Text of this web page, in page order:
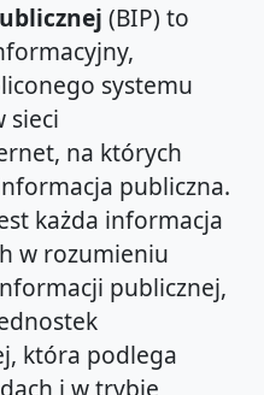
(BIP) to
systemu
sieci
na których
publiczna.
każda informacja
w rozumieniu
publicznej,
która podlega